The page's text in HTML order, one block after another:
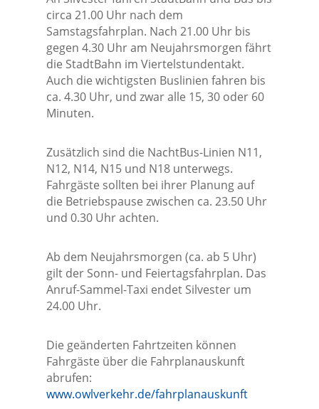
circa 21.00 Uhr nach dem
Samstagsfahrplan. Nach 21.00 Uhr bis
gegen 4.30 Uhr am Neujahrsmorgen fährt
die StadtBahn im Viertelstundentakt.
Auch die wichtigsten Buslinien fahren bis
ca. 4.30 Uhr, und zwar alle 15, 30 oder 60
Minuten.
Zusätzlich sind die NachtBus-Linien N11,
N12, N14, N15 und N18 unterwegs.
Fahrgäste sollten bei ihrer Planung auf
die Betriebspause zwischen ca. 23.50 Uhr
und 0.30 Uhr achten.
Ab dem Neujahrsmorgen (ca. ab 5 Uhr)
gilt der Sonn- und Feiertagsfahrplan. Das
Anruf-Sammel-Taxi endet Silvester um
24.00 Uhr.
Die geänderten Fahrtzeiten können
Fahrgäste über die Fahrplanauskunft
abrufen:
www.owlverkehr.de/fahrplanauskunft